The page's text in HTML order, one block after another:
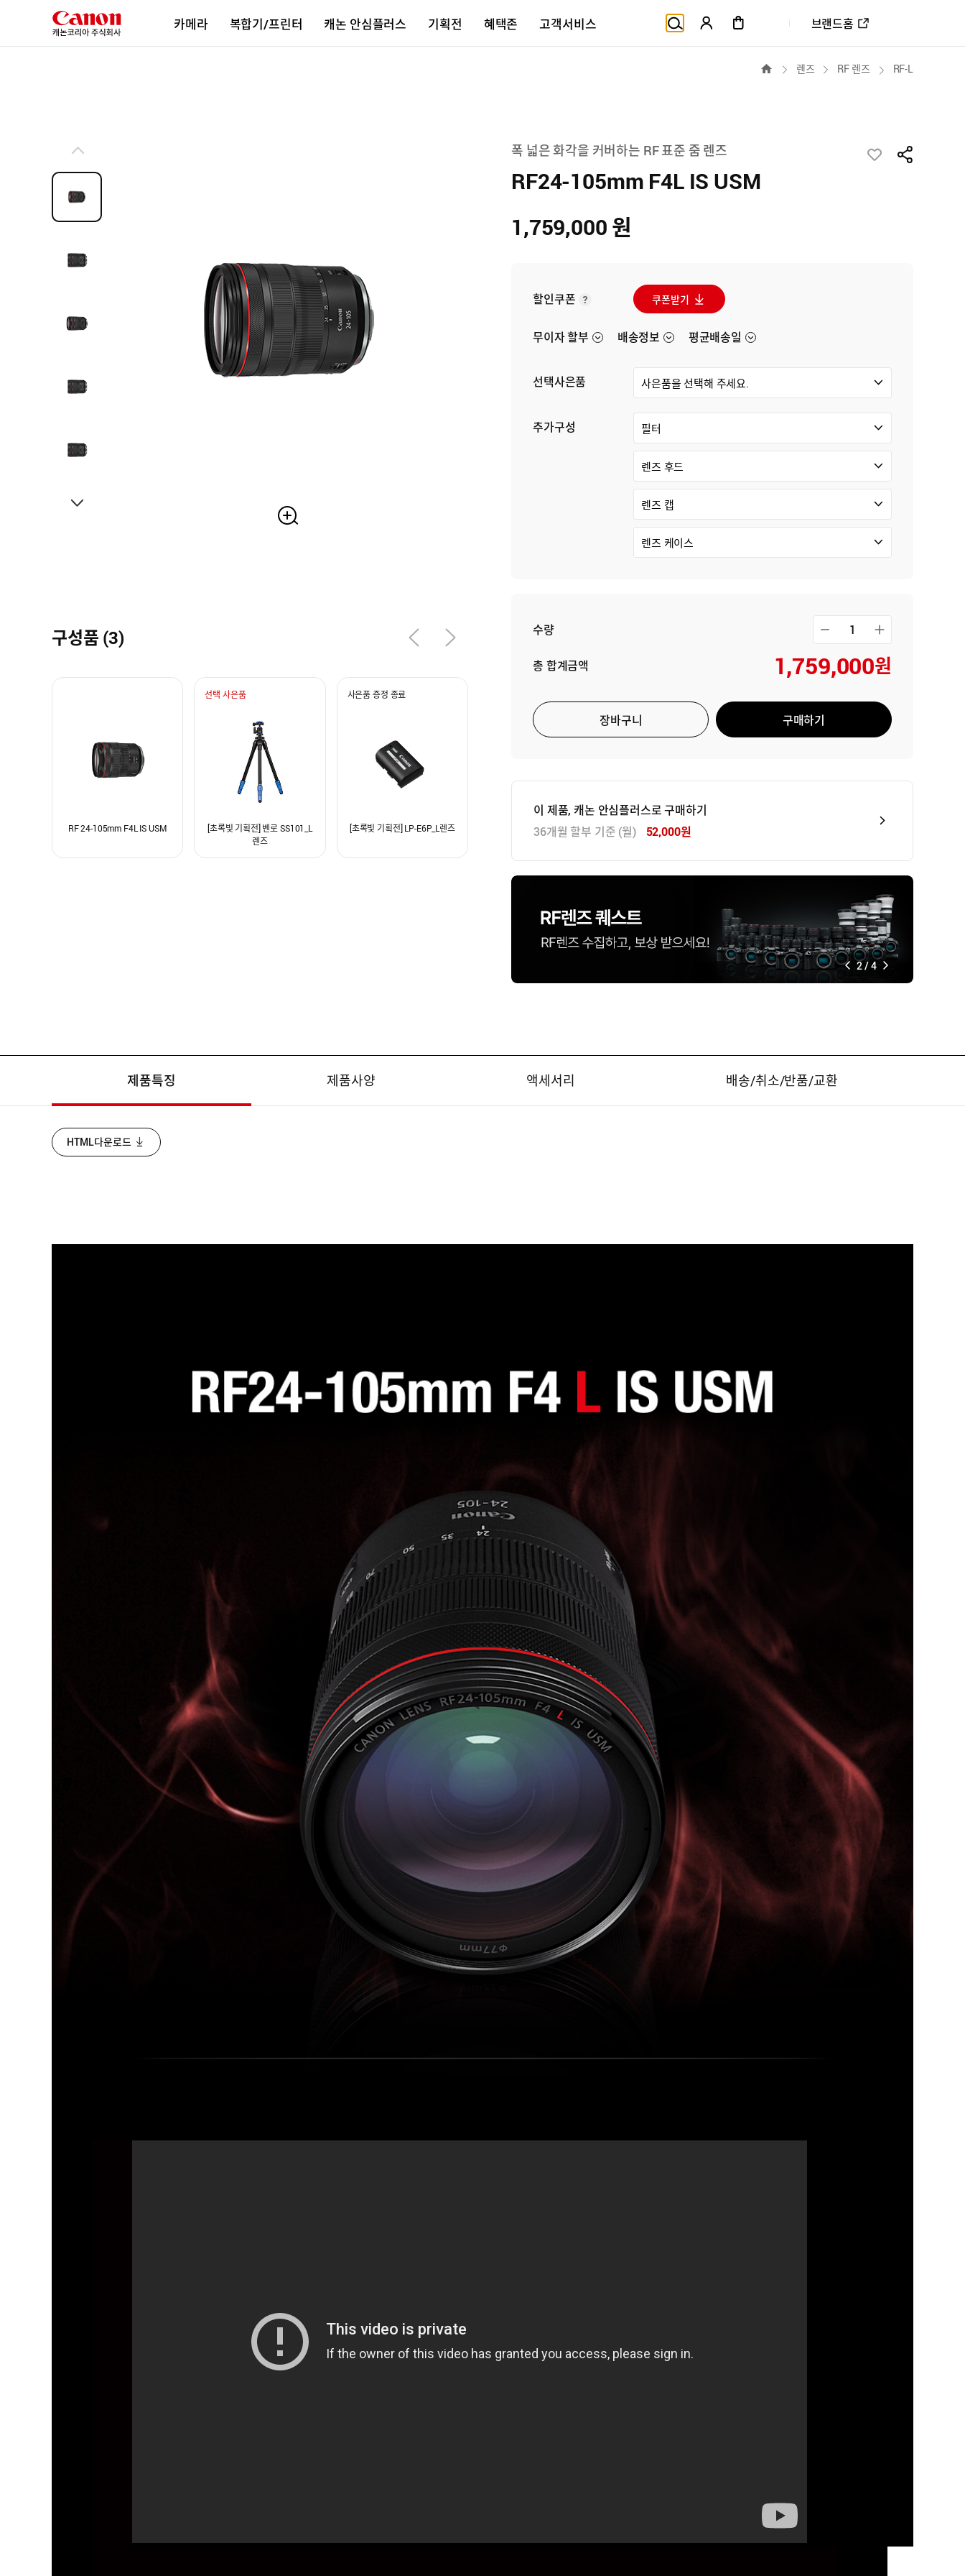
바
카메라
사진과 영상
카메라/렌즈
복합기/프린터
2023 한국산업의 고객만족도
복합기/프린터
캐논 안심플러스 기획전 혜택존 고객서비스 브랜드홈
홈 렌즈 RF 렌즈 RF-L
구성품 (3)
RF 24-105mm F4L IS USM
선택 사은품
[초록빛 기획전] 벤로 SS101_L
렌즈
사은품 증정 종료
[초록빛 기획전] LP-E6P_L렌즈
폭 넓은 화각을 커버하는 RF 표준 줌 렌즈
RF24-105mm F4L IS USM
1,759,000원
할인쿠폰 쿠폰받기
무이자 할부 배송정보 평균배송일
선택사은품 사은품을 선택해 주세요.
추가구성 필터
렌즈 후드
렌즈 캡
렌즈 케이스
수량
총 합계금액 1,759,000원
장바구니 구매하기
이 제품, 캐논 안심플러스로 구매하기
36개월 할부 기준 (월)
52,000원
2/4
제품특징 제품사양 액세서리 배송/취소/반품/교환
HTML다운로드